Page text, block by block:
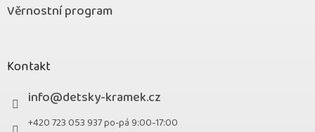
Věrnostní program
Kontakt
info@detsky-kramek.cz
+420 723 053 937 po-pá 9:00-17:00